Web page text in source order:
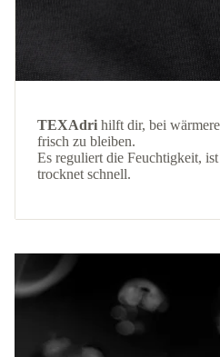
TEXAdri hilft dir, bei
frisch zu bleiben.
Es reguliert die Feuchtigkeit,
trocknet schnell.